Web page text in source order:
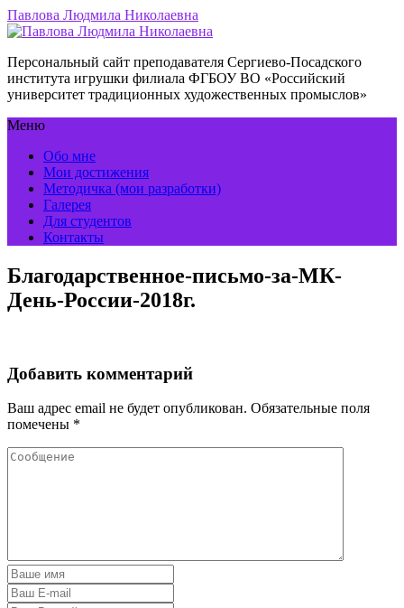
Павлова Людмила Николаевна
Персональный сайт преподавателя Сергиево-Посадского
института игрушки филиала ФГБОУ ВО «Российский
университет традиционных художественных промыслов»
Меню
Обо мне
Мои достижения
Методичка (мои разработки)
Галерея
Для студентов
Контакты
Благодарственное-письмо-за-МК-
День-России-2018г.
Добавить комментарий
Ваш адрес email не будет опубликован. Обязательные поля
помечены *